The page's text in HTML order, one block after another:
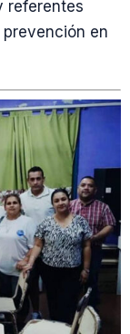
referentes
en